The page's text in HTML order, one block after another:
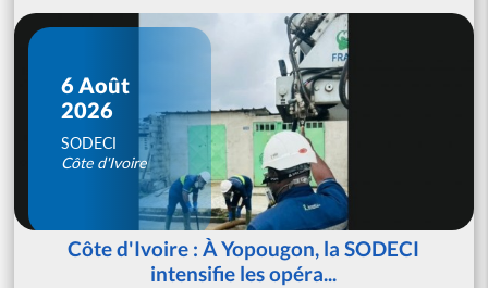
6 Août
2026
SODECI
Côte d'Ivoire
Côte d'Ivoire : À Yopougon, la SODECI
intensifie les opéra...